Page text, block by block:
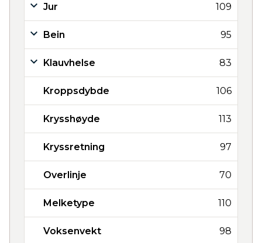
Jur 109
Bein 95
Klauvhelse 83
Kroppsdybde 106
Krysshøyde 113
Kryssretning 97
Overlinje 70
Melketype 110
Voksenvekt 98